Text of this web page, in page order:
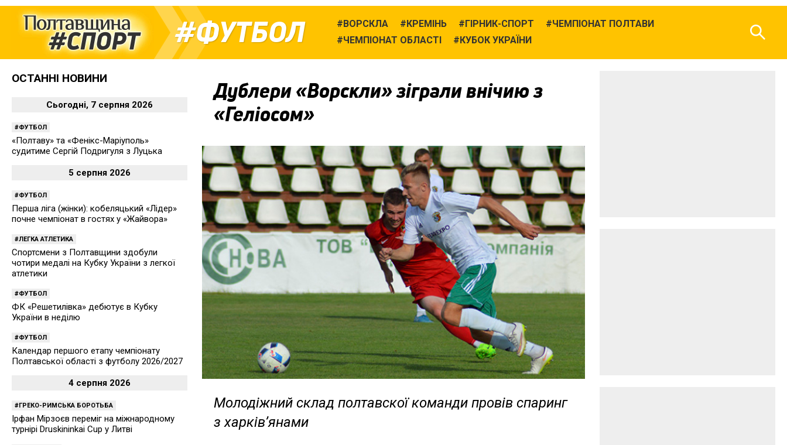
ФУТБОЛ ВОРСКЛА КРЕМІНЬ ГІРНИК-СПОРТ
ЧЕМПІОНАТ ПОЛТАВИ
ЧЕМПІОНАТ ОБЛАСТІ
КУБОК УКРАЇНИ
Дублери «Ворскли» зіграли внічию з
«Геліосом»
Молодіжний склад полтавскої команди провів спаринг
з харків’янами
ОСТАННІ НОВИНИ
Сьогодні, 7 серпня 2026
ФУТБОЛ
«Полтаву» та «Фенікс-Маріуполь»
судитиме Сергій Подригуля з Луцька
5 серпня 2026
ФУТБОЛ
Перша ліга (жінки): кобеляцький «Лідер»
почне чемпіонат в гостях у «Жайвора»
ЛЕГКА АТЛЕТИКА
Спортсмени з Полтавщини здобули
чотири медалі на Кубку України з легкої
атлетики
ФУТБОЛ
ФК «Решетилівка» дебютує в Кубку
України в неділю
ФУТБОЛ
Календар першого етапу чемпіонату
Полтавської області з футболу 2026/2027
4 серпня 2026
ГРЕКО-РИМСЬКА БОРОТЬБА
Ірфан Мірзоєв переміг на міжнародному
турнірі Druskininkai Cup у Литві